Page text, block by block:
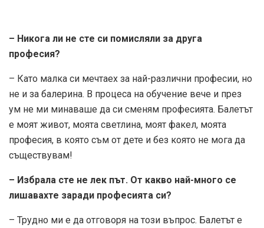
– Никога ли не сте си помисляли за друга
професия?
– Като малка си мечтаех за най-различни професии, но
не и за балерина. В процеса на обучение вече и през
ум не ми минаваше да си сменям професията. Балетът
е моят живот, моята светлина, моят факел, моята
професия, в която съм от дете и без която не мога да
съществувам!
– Избрала сте не лек път. От какво най-много се
лишавахте заради професията си?
– Трудно ми е да отговоря на този въпрос. Балетът е